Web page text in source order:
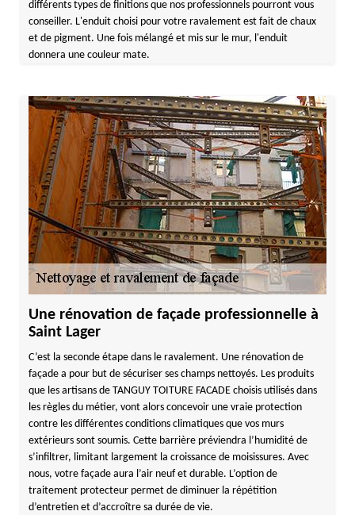
différents types de finitions que nos professionnels pourront vous
conseiller. L'enduit choisi pour votre ravalement est fait de chaux
et de pigment. Une fois mélangé et mis sur le mur, l'enduit
donnera une couleur mate.
Une rénovation de façade professionnelle à
Saint Lager
C’est la seconde étape dans le ravalement. Une rénovation de
façade a pour but de sécuriser ses champs nettoyés. Les produits
que les artisans de TANGUY TOITURE FACADE choisis utilisés dans
les règles du métier, vont alors concevoir une vraie protection
contre les différentes conditions climatiques que vos murs
extérieurs sont soumis. Cette barrière préviendra l’humidité de
s’infiltrer, limitant largement la croissance de moisissures. Avec
nous, votre façade aura l’air neuf et durable. L’option de
traitement protecteur permet de diminuer la répétition
d’entretien et d’accroître sa durée de vie.